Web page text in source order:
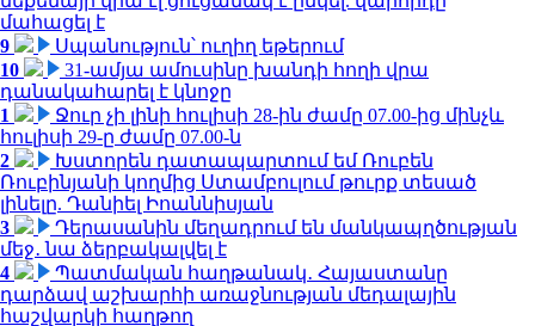
մահացել է
9
Սպանություն՝ ուղիղ եթերում
10
31-ամյա ամուսինը խանդի հողի վրա
դանակահարել է կնոջը
1
Ջուր չի լինի հուլիսի 28-ին ժամը 07.00-ից մինչև
հուլիսի 29-ը ժամը 07.00-ն
2
Խստորեն դատապարտում եմ Ռուբեն
Ռուբինյանի կողմից Ստամբուլում թուրք տեսած
լինելը. Դանիել Իոաննիսյան
3
Դերասանին մեղադրում են մանկապղծության
մեջ․ նա ձերբակալվել է
4
Պատմական հաղթանակ․ Հայաստանը
դարձավ աշխարհի առաջնության մեդալային
հաշվարկի հաղթող